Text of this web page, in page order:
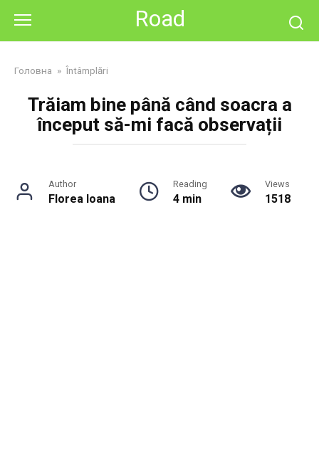
content
Road
Головна » Întâmplări
Trăiam bine până când soacra a
început să-mi facă observații
Author
Florea Ioana
Reading
4 min
Views
1518